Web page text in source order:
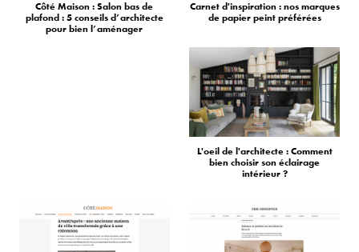
Côté Maison : Salon bas de
plafond : 5 conseils d’architecte
pour bien l’aménager
Carnet d'inspiration : nos marques
de papier peint préférées
L'oeil de l'architecte : Comment
bien choisir son éclairage
intérieur ?